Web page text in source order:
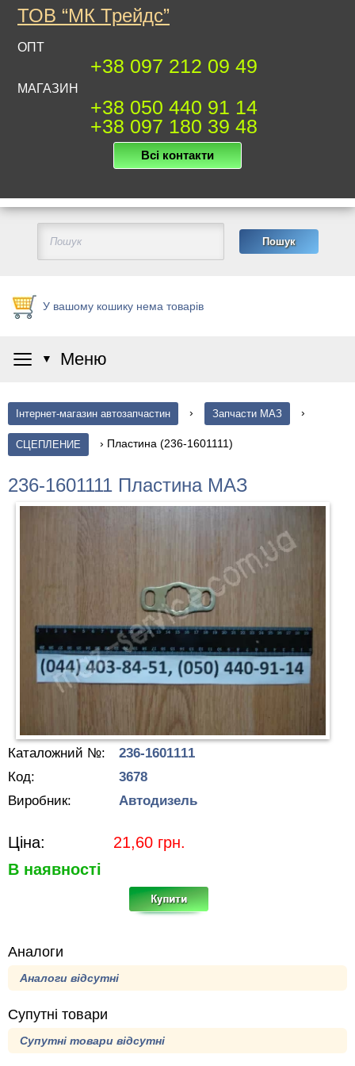
ТОВ “МК Трейдс”
ОПТ
+38 097 212 09 49
МАГАЗИН
+38 050 440 91 14
+38 097 180 39 48
Всі контакти
У вашому кошику нема товарів
≡ ▼ Меню
Інтернет-магазин автозапчастин › Запчасти МАЗ ›
СЦЕПЛЕНИЕ › Пластина (236-1601111)
236-1601111 Пластина МАЗ
Каталожний №:
236-1601111
Код:
3678
Виробник:
Автодизель
Ціна: 21,60 грн.
В наявності
Аналоги
Аналоги відсутні
Супутні товари
Супутні товари відсутні